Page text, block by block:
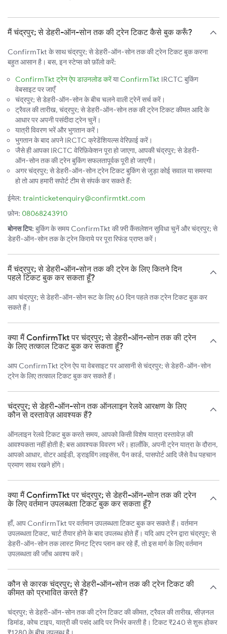
मैं चंद्रपुर; से डेहरी-ऑन-सोन तक की ट्रेन टिकट कैसे बुक करूँ?
ConfirmTkt के साथ चंद्रपुर; से डेहरी-ऑन-सोन तक की ट्रेन टिकट बुक करना
बहुत आसान है। बस, इन स्टेप्स को फ़ॉलो करें:
ConfirmTkt ट्रेन ऐप डाउनलोड करेंयाConfirmTkt IRCTC बुकिंग
वेबसाइट पर जाएँ
चंद्रपुर; से डेहरी-ऑन-सोन के बीच चलने वाली ट्रेनें सर्च करें।
ट्रैवल की तारीख, चंद्रपुर; से डेहरी-ऑन-सोन तक की ट्रेन टिकट कीमत आदि के
आधार पर अपनी पसंदीदा ट्रेन चुनें।
यात्री विवरण भरें और भुगतान करें।
भुगतान के बाद अपने IRCTC क्रेडेंशियल्स वेरिफ़ाई करें।
जैसे ही आपका IRCTC वेरिफ़िकेशन पूरा हो जाएगा, आपकी चंद्रपुर; से डेहरी-
ऑन-सोन तक की ट्रेन बुकिंग सफलतापूर्वक पूरी हो जाएगी।
अगर चंद्रपुर; से डेहरी-ऑन-सोन ट्रेन टिकट बुकिंग से जुड़ा कोई सवाल या समस्या
हो तो आप हमारी सपोर्ट टीम से संपर्क कर सकते हैं:
ईमेल: trainticketenquiry@confirmtkt.com
फ़ोन: 08068243910
बोनस टिप: बुकिंग के समय ConfirmTkt की फ़्री कैंसलेशन सुविधा चुनें और चंद्रपुर; से
डेहरी-ऑन-सोन तक के ट्रेन किराये पर पूरा रिफंड प्राप्त करें।
मैं चंद्रपुर; से डेहरी-ऑन-सोन तक की ट्रेन के लिए कितने दिन
पहले टिकट बुक कर सकता हूँ?
आप चंद्रपुर; से डेहरी-ऑन-सोन रूट के लिए 60 दिन पहले तक ट्रेन टिकट बुक कर
सकते हैं।
क्या मैं ConfirmTkt पर चंद्रपुर; से डेहरी-ऑन-सोन तक की ट्रेन
के लिए तत्काल टिकट बुक कर सकता हूँ?
आप ConfirmTkt ट्रेन ऐप या वेबसाइट पर आसानी से चंद्रपुर; से डेहरी-ऑन-सोन
ट्रेन के लिए तत्काल टिकट बुक कर सकते हैं।
चंद्रपुर; से डेहरी-ऑन-सोन तक ऑनलाइन रेलवे आरक्षण के लिए
कौन से दस्तावेज़ आवश्यक हैं?
ऑनलाइन रेलवे टिकट बुक करते समय, आपको किसी विशेष यात्रा दस्तावेज़ की
आवश्यकता नहीं होती है; बस आवश्यक विवरण भरें। हालाँकि, अपनी ट्रेन यात्रा के दौरान,
आपको आधार, वोटर आईडी, ड्राइविंग लाइसेंस, पैन कार्ड, पासपोर्ट आदि जैसे वैध पहचान
प्रमाण साथ रखने होंगे।
क्या मैं ConfirmTkt पर चंद्रपुर; से डेहरी-ऑन-सोन तक की ट्रेन
के लिए वर्तमान उपलब्धता टिकट बुक कर सकता हूँ?
हाँ, आप ConfirmTkt पर वर्तमान उपलब्धता टिकट बुक कर सकते हैं। वर्तमान
उपलब्धता टिकट, चार्ट तैयार होने के बाद उपलब्ध होते हैं। यदि आप ट्रेन द्वारा चंद्रपुर; से
डेहरी-ऑन-सोन तक लास्ट मिनट ट्रिप प्लान कर रहे हैं, तो इस मार्ग के लिए वर्तमान
उपलब्धता की जाँच अवश्य करें।
कौन से कारक चंद्रपुर; से डेहरी-ऑन-सोन तक की ट्रेन टिकट की
कीमत को प्रभावित करते हैं?
चंद्रपुर; से डेहरी-ऑन-सोन तक की ट्रेन टिकट की कीमत, ट्रैवल की तारीख, सीज़नल
डिमांड, कोच टाइप, यात्री की पसंद आदि पर निर्भर करती है। टिकट ₹240 से शुरू होकर